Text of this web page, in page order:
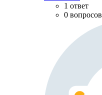
1 ответ
0 вопросов